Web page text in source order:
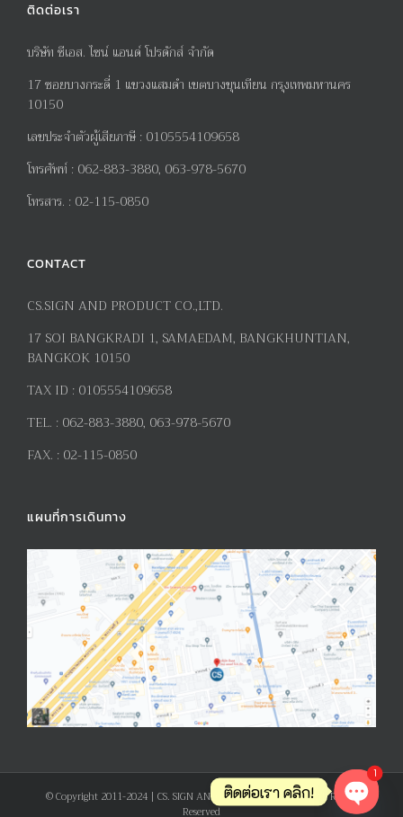
ติดต่อเรา
บริษัท ซีเอส. ไซน์ แอนด์ โปรดักส์ จำกัด
17ซอยบางกระดี่ 1 แขวงแสมดำ เขตบางขุนเทียน กรุงเทพมหานคร
10150
เลขประจำตัวผู้เสียภาษี : 0105554109658
โทรศัพท์ : 062-883-3880, 063-978-5670
โทรสาร. : 02-115-0850
CONTACT
CS.SIGN AND PRODUCT CO.,LTD.
17 SOI BANGKRADI 1, SAMAEDAM, BANGKHUNTIAN,
BANGKOK 10150
TAX ID : 0105554109658
TEL. : 062-883-3880, 063-978-5670
FAX. : 02-115-0850
แผนที่การเดินทาง
© Copyright 2011-2024 | CS. SIGN AND PRODUCT CO., LTD. | All Rights
Reserved
ติดต่อเรา คลิก!
1